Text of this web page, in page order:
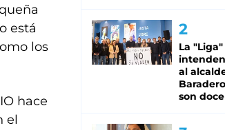
está
los
hace
el
La
al
son doce